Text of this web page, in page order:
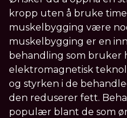
kropp uten å bruke
muskelbygging være
muskelbygging er en
behandling som bruker
elektromagnetisk
og styrken i de
den reduserer fett.
populær blant de som